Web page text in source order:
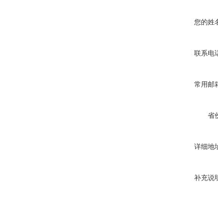
您的姓
联系电
常用邮
省
详细地
补充说